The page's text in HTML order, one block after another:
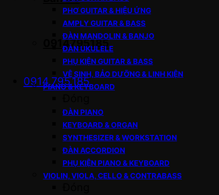
0914795185
0914.795.185
PHƠ GUITAR & HIỆU ỨNG
AMPLY GUITAR & BASS
ĐÀN MANDOLIN & BANJO
ĐÀN UKULELE
PHỤ KIỆN GUITAR & BASS
VỆ SINH, BẢO DƯỠNG & LINH KIỆN
PIANO & KEYBOARD
ĐÀN PIANO
KEYBOARD & ORGAN
SYNTHESIZER & WORKSTATION
ĐÀN ACCORDION
PHỤ KIỆN PIANO & KEYBOARD
VIOLIN, VIOLA, CELLO & CONTRABASS